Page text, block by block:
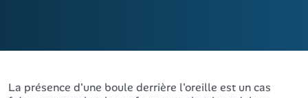
La présence d'une boule derrière l'oreille est un cas